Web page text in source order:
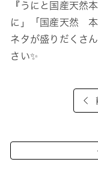
『うにと国産天然
に」「国産天然 本
ネタが盛りだくさ
さい✨